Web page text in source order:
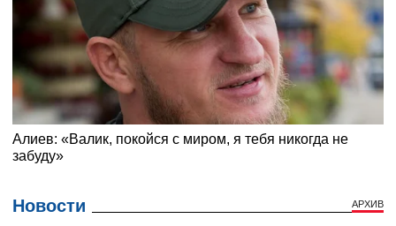
Новости АРХИВ